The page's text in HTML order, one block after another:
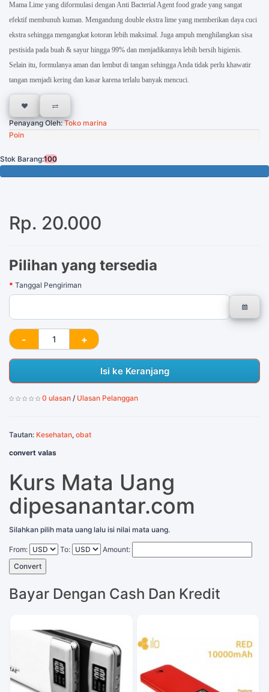
Mama Lime yang diformulasi dengan Anti Bacterial Agent food grade yang sangat
efektif membunuh kuman. Mengandung double ekstra lime yang memberikan daya cuci
ekstra sehingga mengangkat kotoran lebih maksimal. Juga ampuh menghilangkan sisa
pestisida pada buah & sayur hingga 99% dan menjadikannya lebih bersih higienis.
Selain itu, formulanya aman dan lembut di tangan sehingga Anda tidak perlu khawatir
tangan menjadi kering dan kasar karena terlalu banyak mencuci.
Penayang Oleh:Toko marina
Poin
Stok Barang:100
Rp. 20.000
Pilihan yang tersedia
Tanggal Pengiriman
Isi ke Keranjang
0 ulasan / Ulasan Pelanggan
Tautan: Kesehatan, obat
convert valas
Kurs Mata Uang
dipesanantar.com
Silahkan pilih mata uang lalu isi nilai mata uang.
From: To:
Amount:
Convert
Bayar Dengan Cash Dan Kredit